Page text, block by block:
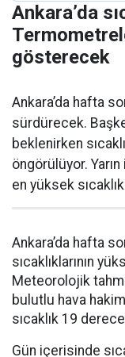
Ankara’da
gösterecek
Ankara’da hafta
sürdürecek.
beklenirken
öngörülüyor.
en yüksek
Ankara’da hafta
sıcaklıklarının
Meteorolojik
bulutlu hava
sıcaklık 19
Gün içerisinde